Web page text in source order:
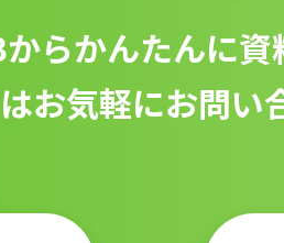
らかんたんに資
お気軽にお問い